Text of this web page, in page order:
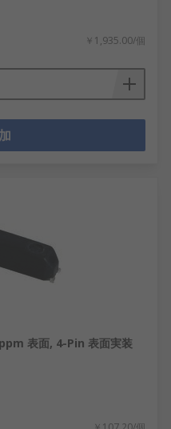
￥1,935.00/個
表面, 4-Pin 表面実装